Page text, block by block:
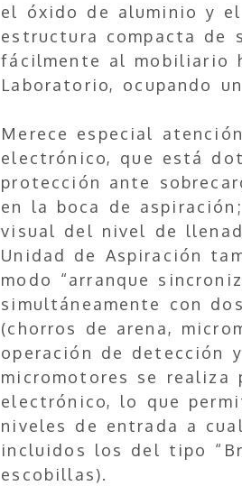
el óxido de aluminio y
estructura compacta de
fácilmente al mobiliario
Laboratorio, ocupando
Merece especial
electrónico, que está
protección ante
en la boca de
visual del nivel de
Unidad de Aspiración
modo “arranque
simultáneamente con
(chorros de arena,
operación de detección
micromotores se
electrónico, lo que
niveles de entrada a
incluidos los del tipo
escobillas).